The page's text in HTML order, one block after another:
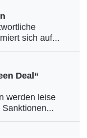
sich auf...
Deal“
werden leise